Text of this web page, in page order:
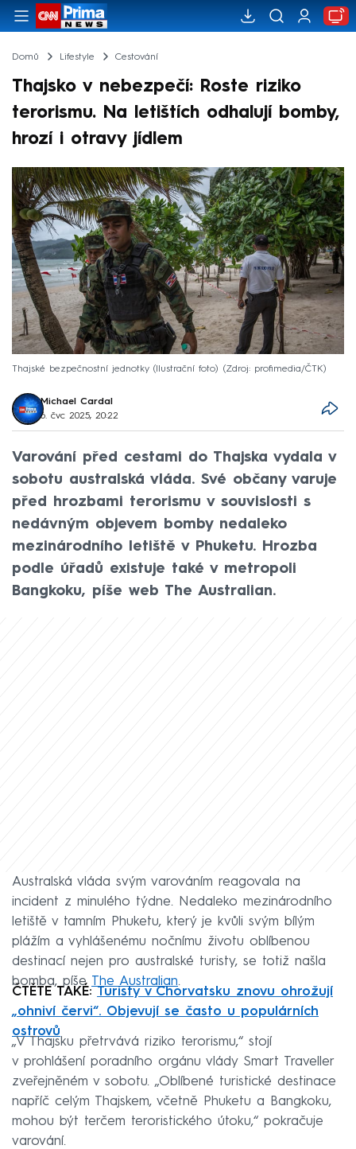
Domů Lifestyle Cestování
Thajsko v nebezpečí: Roste riziko
terorismu. Na letištích odhalují bomby,
hrozí i otravy jídlem
Thajské bezpečnostní jednotky (Ilustrační foto) Zdroj: profimedia/ČTK
Michael Cardal
6. čvc 2025, 20:22
Varování před cestami do Thajska vydala v
sobotu australská vláda. Své občany varuje
před hrozbami terorismu v souvislosti s
nedávným objevem bomby nedaleko
mezinárodního letiště v Phuketu. Hrozba
podle úřadů existuje také v metropoli
Bangkoku, píše web The Australian.
Australská vláda svým varováním reagovala na
incident z minulého týdne. Nedaleko mezinárodního
letiště v tamním Phuketu, který je kvůli svým bílým
plážím a vyhlášenému nočnímu životu oblíbenou
destinací nejen pro australské turisty, se totiž našla
bomba, píše The Australian.
ČTĚTE TAKÉ: Turisty v Chorvatsku znovu ohrožují
„ohniví červi“. Objevují se často u populárních
ostrovů
„V Thajsku přetrvává riziko terorismu,“ stojí
v prohlášení poradního orgánu vlády Smart Traveller
zveřejněném v sobotu. „Oblíbené turistické destinace
napříč celým Thajskem, včetně Phuketu a Bangkoku,
mohou být terčem teroristického útoku,“ pokračuje
varování.